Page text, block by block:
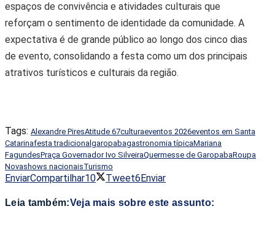
espaços de convivência e atividades culturais que
reforçam o sentimento de identidade da comunidade. A
expectativa é de grande público ao longo dos cinco dias
de evento, consolidando a festa como um dos principais
atrativos turísticos e culturais da região.
Tags: Alexandre PiresAtitude 67culturaeventos 2026eventos em Santa
Catarinafesta tradicional garopabagastronomia típicaMariana
FagundesPraça Governador Ivo SilveiraQuermesse de GaropabaRoupa
Novashows nacionaisTurismo
EnviarCompartilhar10 Tweet6 Enviar
Leia também:Veja mais sobre este assunto: